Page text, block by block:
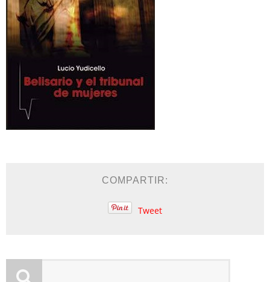
COMPARTIR:
Tweet